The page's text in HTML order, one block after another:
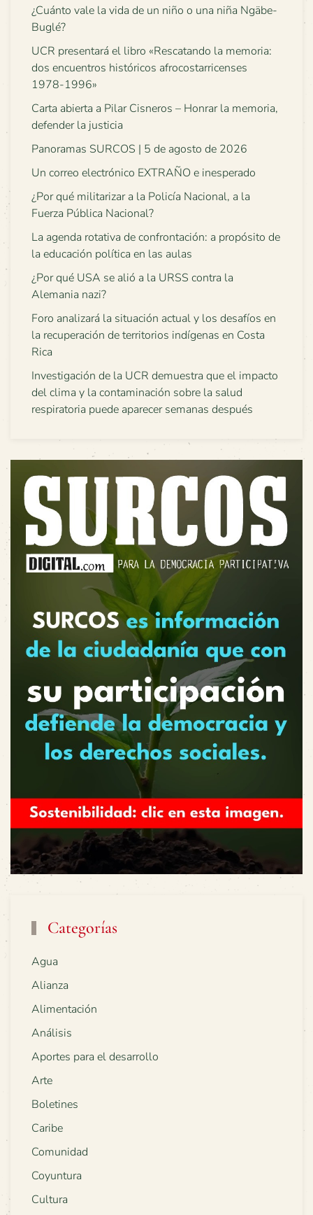
¿Cuánto vale la vida de un niño o una niña Ngäbe-
Buglé?
UCR presentará el libro «Rescatando la memoria:
dos encuentros históricos afrocostarricenses
1978-1996»
Carta abierta a Pilar Cisneros – Honrar la memoria,
defender la justicia
Panoramas SURCOS | 5 de agosto de 2026
Un correo electrónico EXTRAÑO e inesperado
¿Por qué militarizar a la Policía Nacional, a la
Fuerza Pública Nacional?
La agenda rotativa de confrontación: a propósito de
la educación política en las aulas
¿Por qué USA se alió a la URSS contra la
Alemania nazi?
Foro analizará la situación actual y los desafíos en
la recuperación de territorios indígenas en Costa
Rica
Investigación de la UCR demuestra que el impacto
del clima y la contaminación sobre la salud
respiratoria puede aparecer semanas después
Categorías
Agua
Alianza
Alimentación
Análisis
Aportes para el desarrollo
Arte
Boletines
Caribe
Comunidad
Coyuntura
Cultura